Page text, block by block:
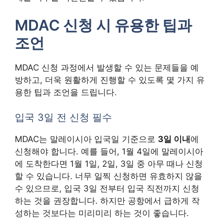
MDAC 신청 시 유용한 팁과
조언
MDAC 신청 과정에서 발생할 수 있는 문제들을 예
방하고, 더욱 원활하게 진행할 수 있도록 몇 가지 유
용한 팁과 조언을 드립니다.
입국 3일 전 신청 필수
MDAC는 말레이시아 입국일 기준으로 3일 이내에
신청해야 합니다. 예를 들어, 1월 4일에 말레이시아
에 도착한다면 1월 1일, 2일, 3일 중 아무 때나 신청
할 수 있습니다. 너무 일찍 신청하면 유효하지 않을
수 있으므로, 입국 3일 전부터 입국 직전까지 신청
하는 것을 권장합니다. 하지만 공항에서 급하게 작
성하는 것보다는 미리미리 하는 것이 좋습니다.